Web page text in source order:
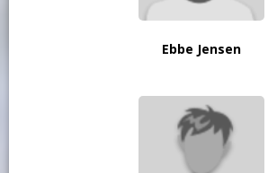
Ebbe Jensen